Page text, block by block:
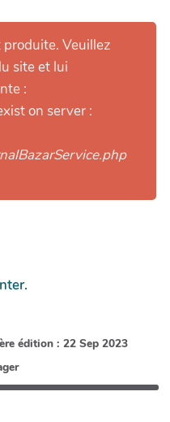
Veuillez
site et lui
:
on server :
édition : 22 Sep 2023